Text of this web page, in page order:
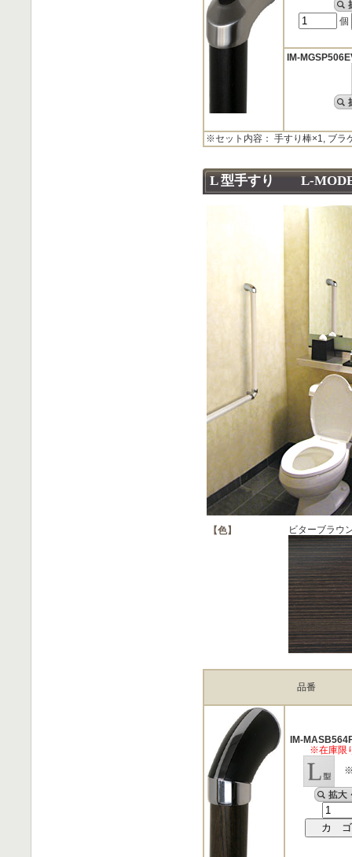
個
IM-
※セット内容： 手すり棒×1, ブラ
L 型手すり L-
【色】 ビターブラウ
品番
IM-
※在庫限
※